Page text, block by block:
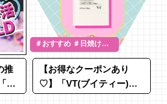
推
イ
＃おすすめ ＃日焼け対
策 ＃新発売
【お得なクーポンあり
♡】「VT(ブイティー)」